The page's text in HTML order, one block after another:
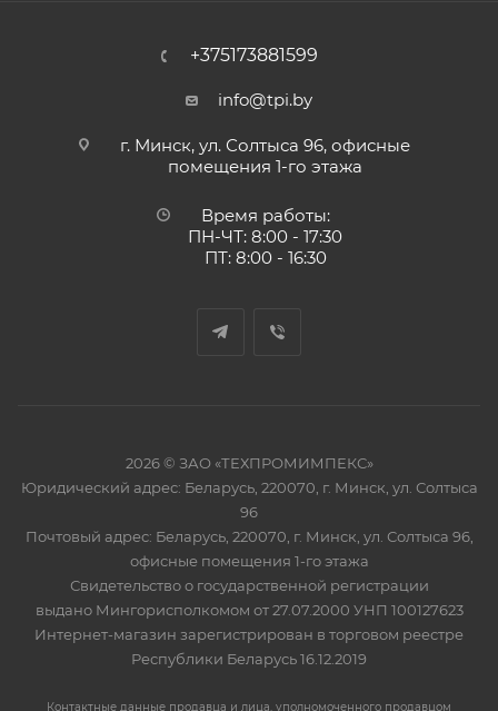
+375173881599
info@tpi.by
г. Минск, ул. Солтыса 96, офисные
помещения 1-го этажа
Время работы:
ПН-ЧТ: 8:00 - 17:30
ПТ: 8:00 - 16:30
2026 © ЗАО «ТЕХПРОМИМПЕКС»
Юридический адрес: Беларусь, 220070, г. Минск, ул. Солтыса
96
Почтовый адрес: Беларусь, 220070, г. Минск, ул. Солтыса 96,
офисные помещения 1-го этажа
Свидетельство о государственной регистрации
выдано Мингорисполкомом от 27.07.2000 УНП 100127623
Интернет-магазин зарегистрирован в торговом реестре
Республики Беларусь 16.12.2019
Контактные данные продавца и лица, уполномоченного продавцом